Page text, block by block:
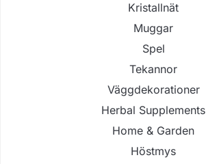
Kristallnät
Muggar
Spel
Tekannor
Väggdekorationer
Herbal Supplements
Home & Garden
Höstmys